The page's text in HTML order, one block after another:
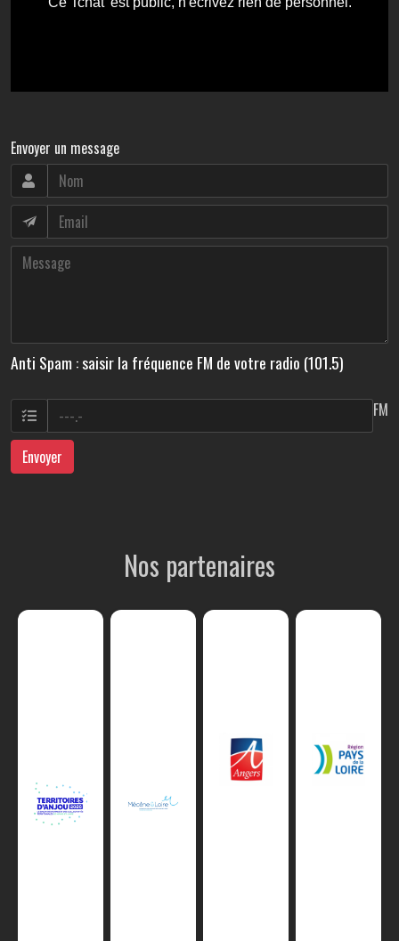
Envoyer un message
Anti Spam : saisir la fréquence FM de votre radio (101.5)
FM
Envoyer
Nos partenaires